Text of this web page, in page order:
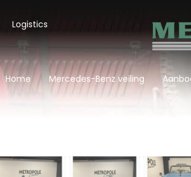
Logistics
Home Mercedes-Benz veiling